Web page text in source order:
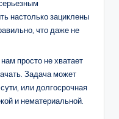
настолько зациклены
что даже не
просто не хватает
Задача может
или долгосрочная
и нематериальной.